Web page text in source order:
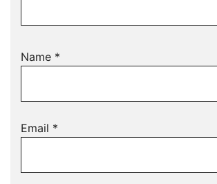
Name *
Email *